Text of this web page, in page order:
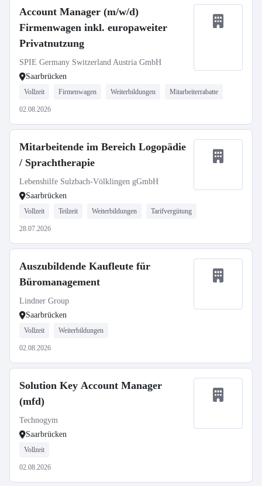
Account Manager (m/w/d)
Firmenwagen inkl. europaweiter
Privatnutzung
SPIE Germany Switzerland Austria GmbH
Saarbrücken
Vollzeit Firmenwagen Weiterbildungen Mitarbeiterrabatte
02.08.2026
Mitarbeitende im Bereich Logopädie
/ Sprachtherapie
Lebenshilfe Sulzbach-Völklingen gGmbH
Saarbrücken
Vollzeit Teilzeit Weiterbildungen Tarifvergütung
28.07.2026
Auszubildende Kaufleute für
Büromanagement
Lindner Group
Saarbrücken
Vollzeit Weiterbildungen
02.08.2026
Solution Key Account Manager
(mfd)
Technogym
Saarbrücken
Vollzeit
02.08.2026